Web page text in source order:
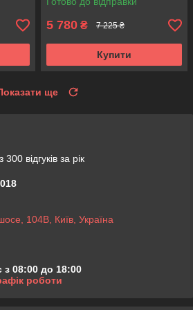
5 780 ₴ 7 225 ₴
Купити
ще
відгуків за рік
104B, Київ, Україна
з 08:00 до 18:00
роботи